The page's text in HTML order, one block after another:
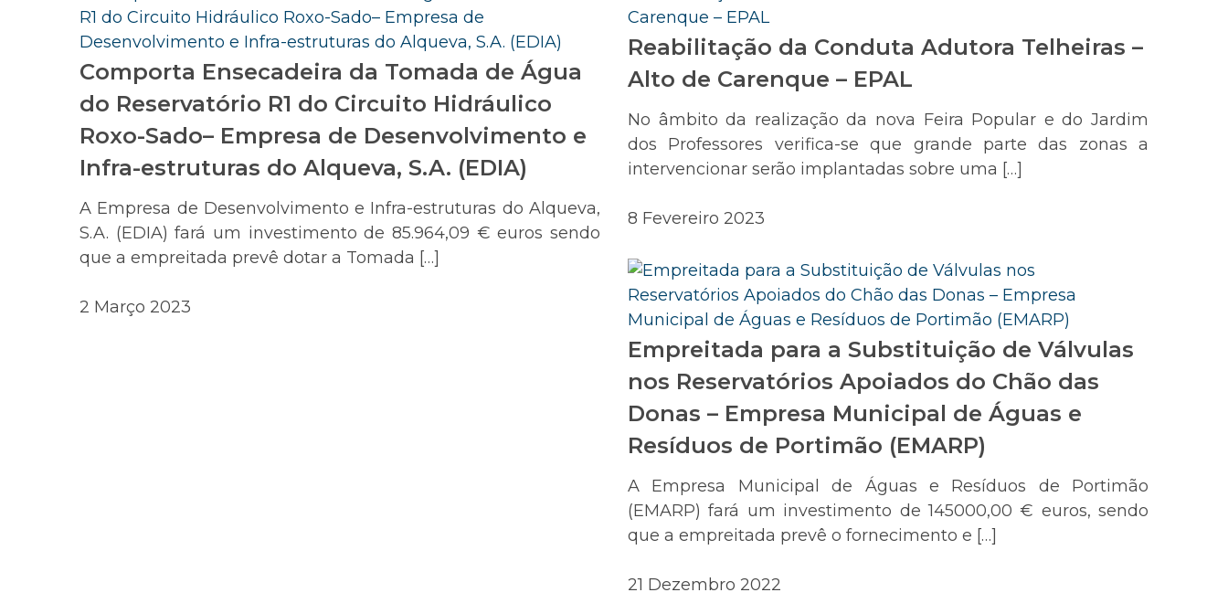
Comporta Ensecadeira da Tomada de Água
do Reservatório R1 do Circuito Hidráulico
Roxo-Sado– Empresa de Desenvolvimento e
Infra-estruturas do Alqueva, S.A. (EDIA)
A Empresa de Desenvolvimento e Infra-estruturas do Alqueva,
S.A. (EDIA) fará um investimento de 85.964,09 € euros sendo
que a empreitada prevê dotar a Tomada […]
2 Março 2023
Reabilitação da Conduta Adutora Telheiras –
Alto de Carenque – EPAL
No âmbito da realização da nova Feira Popular e do Jardim
dos Professores verifica-se que grande parte das zonas a
intervencionar serão implantadas sobre uma […]
8 Fevereiro 2023
Empreitada para a Substituição de Válvulas
nos Reservatórios Apoiados do Chão das
Donas – Empresa Municipal de Águas e
Resíduos de Portimão (EMARP)
A Empresa Municipal de Águas e Resíduos de Portimão
(EMARP) fará um investimento de 145000,00 € euros, sendo
que a empreitada prevê o fornecimento e […]
21 Dezembro 2022